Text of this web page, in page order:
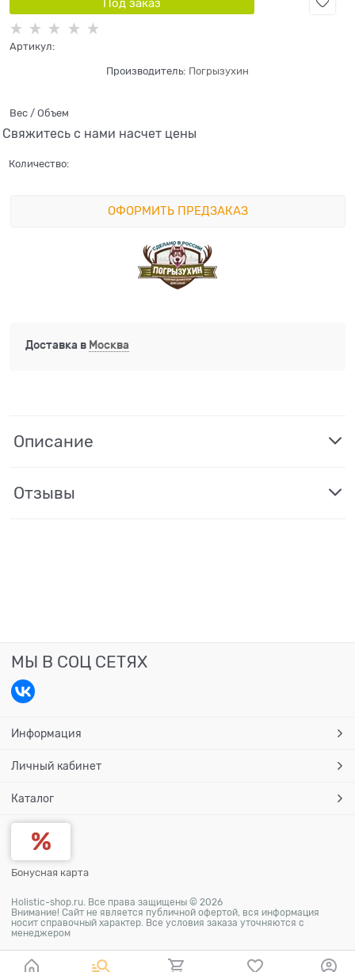
Под заказ
Артикул:
Производитель: Погрызухин
Вес / Объем
Свяжитесь с нами насчет цены
Количество:
ОФОРМИТЬ ПРЕДЗАКАЗ
Доставка в Москва
Описание
Отзывы
МЫ В СОЦ СЕТЯХ
Информация
Личный кабинет
Каталог
Бонусная карта
Holistic-shop.ru. Все права защищены © 2026
Внимание! Сайт не является публичной офертой, вся информация
носит справочный характер. Все условия заказа уточняются с
менеджером